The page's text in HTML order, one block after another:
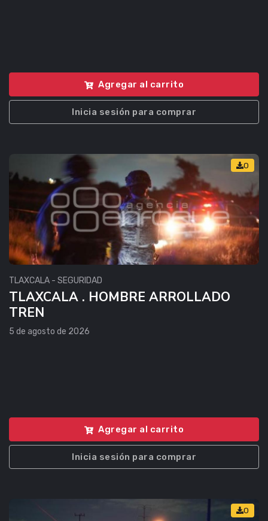
Agregar al carrito
Inicia sesión para comprar
0
TLAXCALA - SEGURIDAD
TLAXCALA . HOMBRE ARROLLADO
TREN
5 de agosto de 2026
Agregar al carrito
Inicia sesión para comprar
0